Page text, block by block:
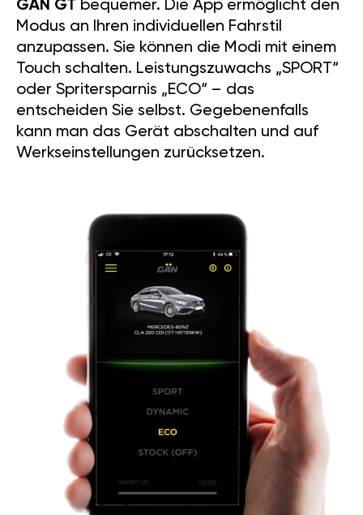
GÄN GT bequemer. Die App ermöglicht den
Modus an Ihren individuellen Fahrstil
anzupassen. Sie können die Modi mit einem
Touch schalten. Leistungszuwachs „SPORT“
oder Spritersparnis „ECO“ – das
entscheiden Sie selbst. Gegebenenfalls
kann man das Gerät abschalten und auf
Werkseinstellungen zurücksetzen.